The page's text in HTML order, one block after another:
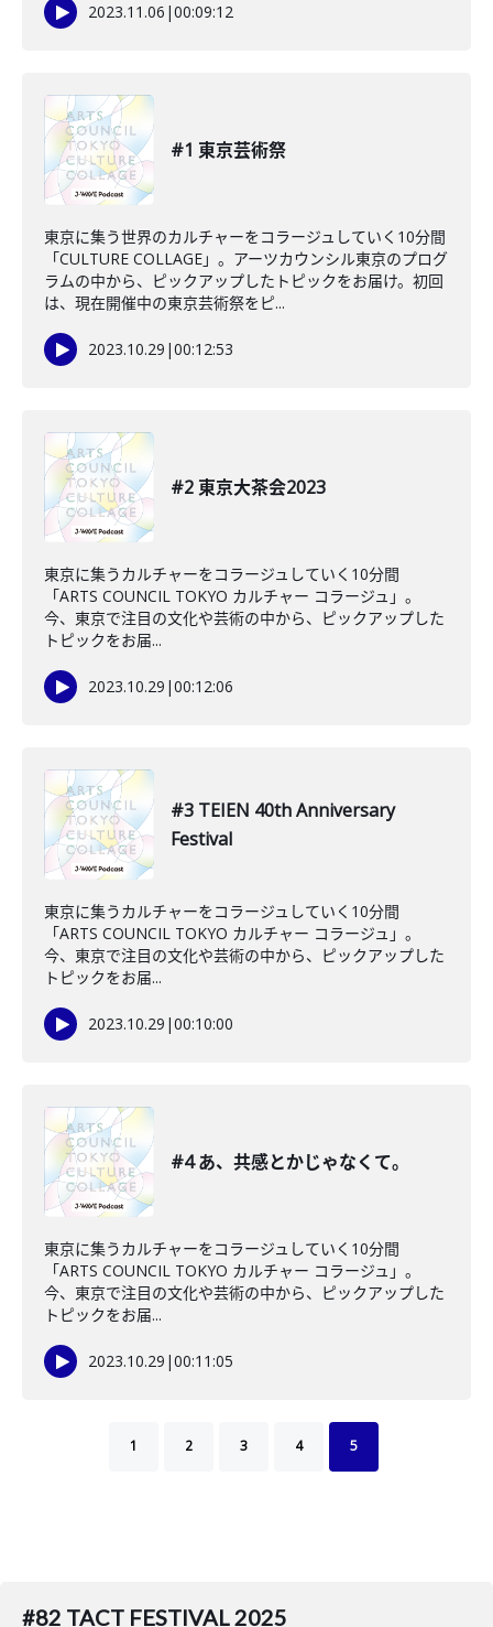
2023.11.06 |00:09:12
#1 東京芸術祭
東京に集う世界のカルチャーをコラージュしていく10分間
「CULTURE COLLAGE」。アーツカウンシル東京のプログ
ラムの中から、ピックアップしたトピックをお届け。初回
は、現在開催中の東京芸術祭をピ...
2023.10.29 |00:12:53
#2 東京大茶会2023
東京に集うカルチャーをコラージュしていく10分間
「ARTS COUNCIL TOKYO カルチャー コラージュ」。
今、東京で注目の文化や芸術の中から、ピックアップした
トピックをお届...
2023.10.29 |00:12:06
#3 TEIEN 40th Anniversary
Festival
東京に集うカルチャーをコラージュしていく10分間
「ARTS COUNCIL TOKYO カルチャー コラージュ」。
今、東京で注目の文化や芸術の中から、ピックアップした
トピックをお届...
2023.10.29 |00:10:00
#4 あ、共感とかじゃなくて。
東京に集うカルチャーをコラージュしていく10分間
「ARTS COUNCIL TOKYO カルチャー コラージュ」。
今、東京で注目の文化や芸術の中から、ピックアップした
トピックをお届...
2023.10.29 |00:11:05
1 2 3 4 5
#82 TACT FESTIVAL 2025